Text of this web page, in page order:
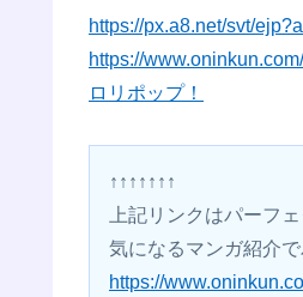
https://px.a8.net/svt/
https://
ロリポップ！
↑↑↑↑↑↑↑
上記リンクはパーフ
気になるマンガ紹介
https://